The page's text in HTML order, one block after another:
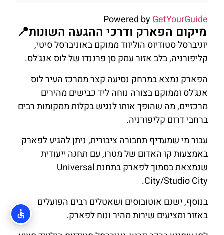
Powered byGetYourGuide
מיקום הפארק ודרכי ההגעה השונות📍
יוניברסל סטודיוס הוליווד ממוקם באוניברסל סיטי,
קליפורניה, בלב אזור עמק סן פרננדו של לוס אנג'לס.
הפארק נמצא במרחק נסיעה קצר ממרכז העיר לוס
אנג'לס וממוקם בצורה נוחה ליד כבישים מהירים
מרכזיים, מה שהופך אותו לנגיש בקלות ממקומות רבים
ברחבי דרום קליפורניה.
עבור מי שמעדיף תחבורה ציבורית, ניתן להגיע לפארק
באמצעות קו האדום של מטרו, עם תחנה ייעודית
שנמצאת בסמוך לפארק בתחנת Universal
City/Studio City.
בנוסף, ישנם אוטובוסים ושאטלים רבים הפועלים
באזור ומציעים שירות מהיר ונוח לפארק.